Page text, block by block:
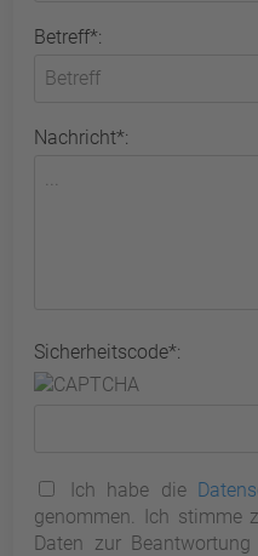
Betreff*:
Nachricht*:
Sicherheitscode*:
Ich habe die
genommen. Ich stimme
Daten zur